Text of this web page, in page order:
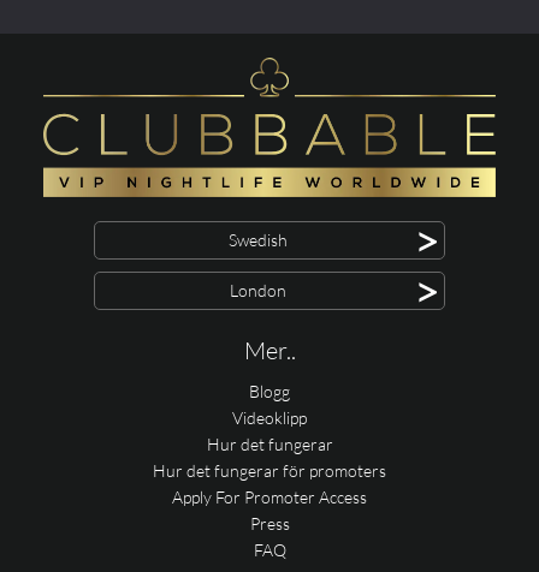
Swedish >
London >
Mer..
Blogg
Videoklipp
Hur det fungerar
Hur det fungerar för promoters
Apply For Promoter Access
Press
FAQ